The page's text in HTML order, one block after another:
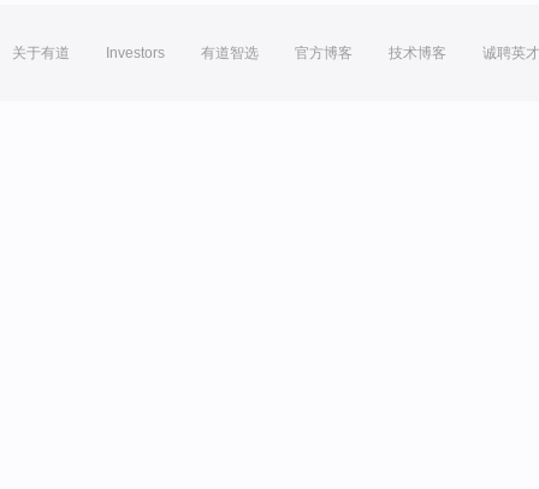
关于有道 Investors 有道智选 官方博客 技术博客 诚聘英才